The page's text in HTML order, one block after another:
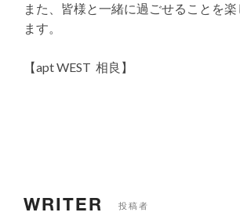
また、皆様と一緒に過ごせることを楽
ます。
【apt WEST 相良】
WRITER 投稿者